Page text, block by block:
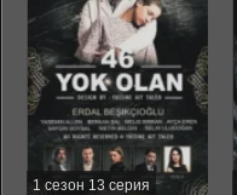
1 сезон 13 серия